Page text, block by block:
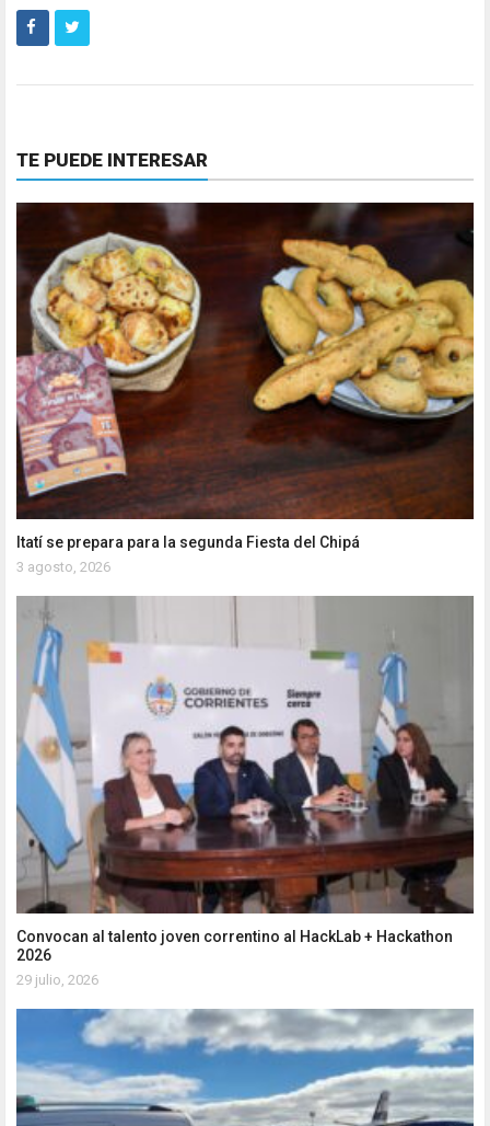
TE PUEDE INTERESAR
Itatí se prepara para la segunda Fiesta del Chipá
3 agosto, 2026
Convocan al talento joven correntino al HackLab + Hackathon
2026
29 julio, 2026